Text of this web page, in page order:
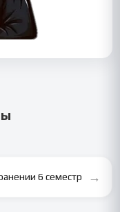
6 семестр →